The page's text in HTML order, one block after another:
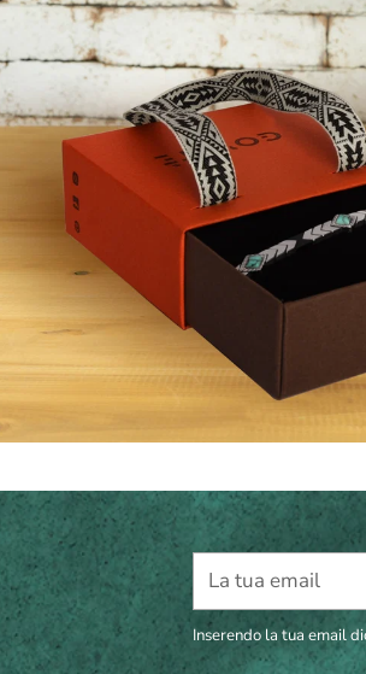
La
tua
email
Inserendo la tua email